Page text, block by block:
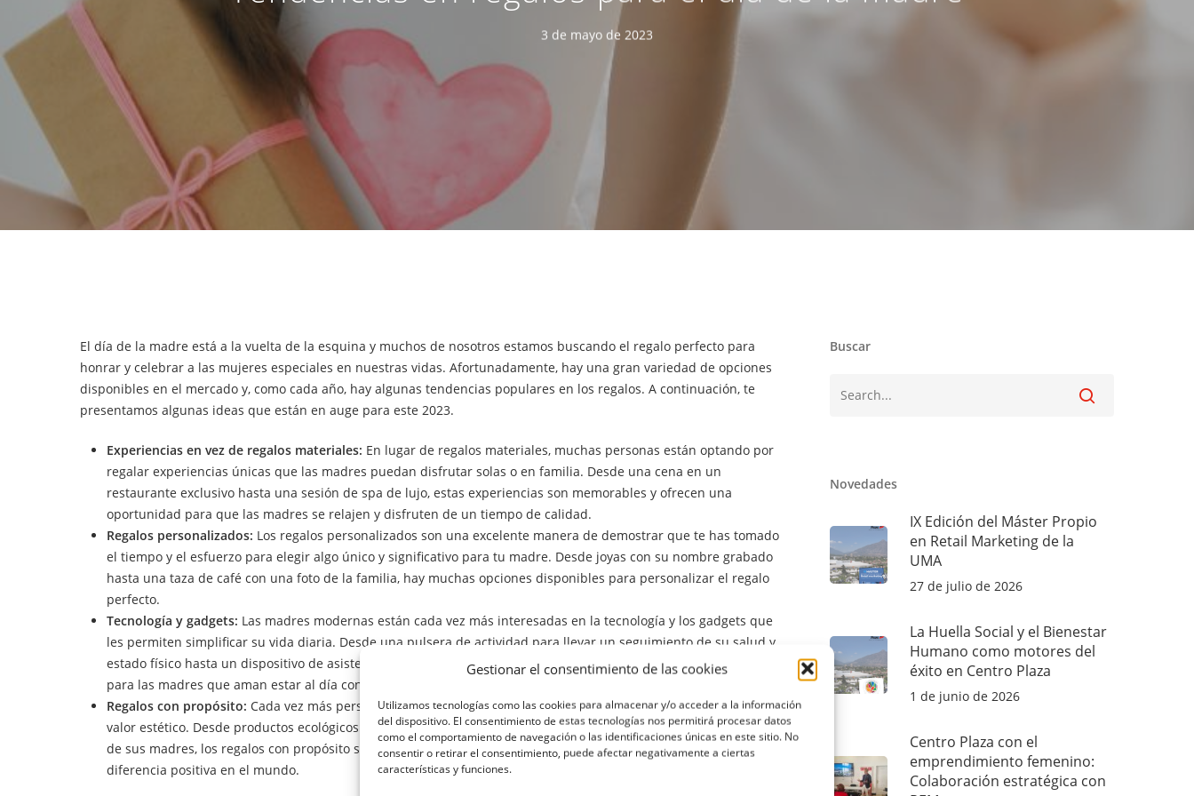
Gestionar el consentimiento de las cookies
Utilizamos tecnologías como las cookies para almacenar y/o acceder a la información
del dispositivo. El consentimiento de estas tecnologías nos permitirá procesar datos
como el comportamiento de navegación o las identificaciones únicas en este sitio. No
consentir o retirar el consentimiento, puede afectar negativamente a ciertas
características y funciones.
Hit enter to search or ESC to close
3 de mayo de 2023
El día de la madre está a la vuelta de la esquina y muchos de nosotros estamos buscando el regalo perfecto para
honrar y celebrar a las mujeres especiales en nuestras vidas. Afortunadamente, hay una gran variedad de opciones
disponibles en el mercado y, como cada año, hay algunas tendencias populares en los regalos. A continuación, te
presentamos algunas ideas que están en auge para este 2023.
Experiencias en vez de regalos materiales: En lugar de regalos materiales, muchas personas están optando por
regalar experiencias únicas que las madres puedan disfrutar solas o en familia. Desde una cena en un
restaurante exclusivo hasta una sesión de spa de lujo, estas experiencias son memorables y ofrecen una
oportunidad para que las madres se relajen y disfruten de un tiempo de calidad.
Regalos personalizados: Los regalos personalizados son una excelente manera de demostrar que te has tomado
el tiempo y el esfuerzo para elegir algo único y significativo para tu madre. Desde joyas con su nombre grabado
hasta una taza de café con una foto de la familia, hay muchas opciones disponibles para personalizar el regalo
perfecto.
Tecnología y gadgets: Las madres modernas están cada vez más interesadas en la tecnología y los gadgets que
les permiten simplificar su vida diaria. Desde una pulsera de actividad para llevar un seguimiento de su salud y
estado físico hasta un dispositivo de asistencia virtual, los regalos tecnológicos pueden ser una excelente opción
para las madres que aman estar al día con las últimas tendencias.
Regalos con propósito: Cada vez más personas están optando por regalar algo con un propósito más allá del
valor estético. Desde productos ecológicos y sostenibles hasta donaciones a organizaciones benéficas en nombre
de sus madres, los regalos con propósito son una excelente manera de honrar a las madres mientras se hace una
diferencia positiva en el mundo.
Buscar
Novedades
IX Edición del Máster Propio
en Retail Marketing de la
UMA
27 de julio de 2026
La Huella Social y el Bienestar
Humano como motores del
éxito en Centro Plaza
1 de junio de 2026
Centro Plaza con el
emprendimiento femenino:
Colaboración estratégica con